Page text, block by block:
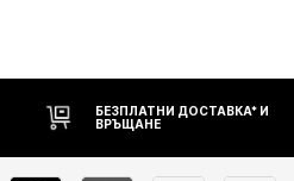
30 ДНИ ПРАВО НА